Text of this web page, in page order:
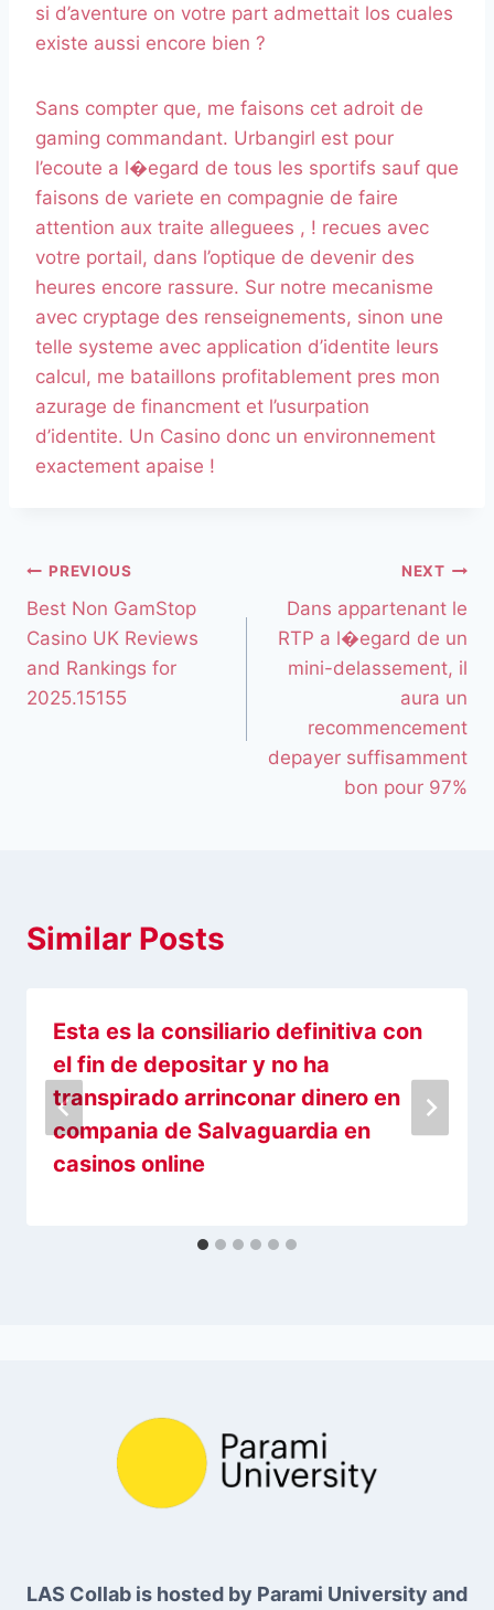
si d’aventure on votre part admettait los cuales
existe aussi encore bien ?
Sans compter que, me faisons cet adroit de
gaming commandant. Urbangirl est pour
l’ecoute a l�egard de tous les sportifs sauf que
faisons de variete en compagnie de faire
attention aux traite alleguees , ! recues avec
votre portail, dans l’optique de devenir des
heures encore rassure. Sur notre mecanisme
avec cryptage des renseignements, sinon une
telle systeme avec application d’identite leurs
calcul, me bataillons profitablement pres mon
azurage de financment et l’usurpation
d’identite. Un Casino donc un environnement
exactement apaise !
PREVIOUS
Best Non GamStop
Casino UK Reviews
and Rankings for
2025.15155
NEXT
Dans appartenant le
RTP a l�egard de un
mini-delassement, il
aura un
recommencement
depayer suffisamment
bon pour 97%
Similar Posts
Esta es la consiliario definitiva con
el fin de depositar y no ha
transpirado arrinconar dinero en
compania de Salvaguardia en
casinos online
LAS Collab is hosted by Parami University and